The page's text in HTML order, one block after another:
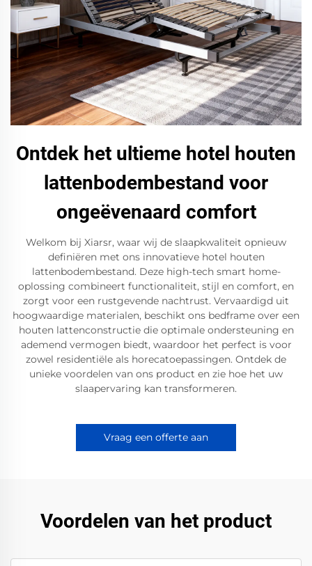
Ontdek het ultieme hotel houten
lattenbodembestand voor
ongeëvenaard comfort
Welkom bij Xiarsr, waar wij de slaapkwaliteit opnieuw
definiëren met ons innovatieve hotel houten
lattenbodembestand. Deze high-tech smart home-
oplossing combineert functionaliteit, stijl en comfort, en
zorgt voor een rustgevende nachtrust. Vervaardigd uit
hoogwaardige materialen, beschikt ons bedframe over een
houten lattenconstructie die optimale ondersteuning en
ademend vermogen biedt, waardoor het perfect is voor
zowel residentiële als horecatoepassingen. Ontdek de
unieke voordelen van ons product en zie hoe het uw
slaapervaring kan transformeren.
Vraag een offerte aan
Voordelen van het product